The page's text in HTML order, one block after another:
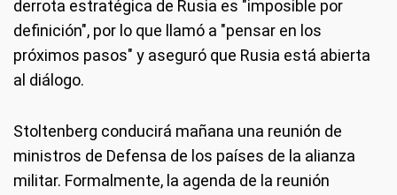
derrota estratégica de Rusia es "imposible por
definición", por lo que llamó a "pensar en los
próximos pasos" y aseguró que Rusia está abierta
al diálogo.
Stoltenberg conducirá mañana una reunión de
ministros de Defensa de los países de la alianza
militar. Formalmente, la agenda de la reunión